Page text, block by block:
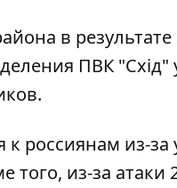
в
ПВК
к россиянам из-
из-за атаки